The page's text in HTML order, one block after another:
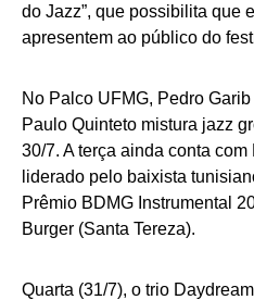
do Jazz”, que possibilita que
apresentem ao público do
No Palco UFMG, Pedro
Paulo Quinteto mistura jazz
30/7. A terça ainda conta
liderado pelo baixista
Prêmio BDMG Instrumental
Burger (Santa Tereza).
Quarta (31/7), o trio